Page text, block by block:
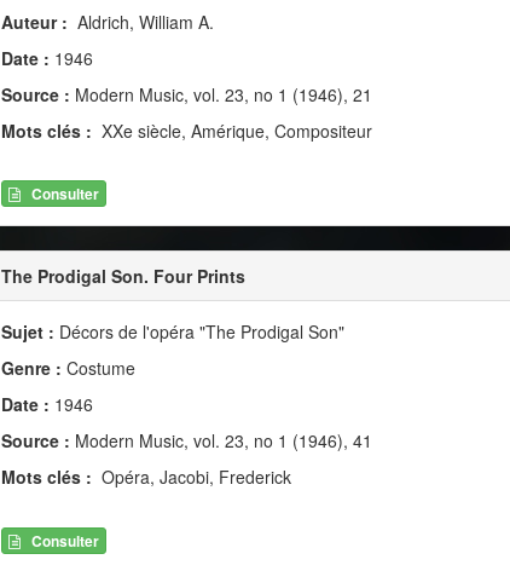
Auteur : Aldrich, William A.
Date : 1946
Source : Modern Music, vol. 23, no 1 (1946), 21
Mots clés : XXe siècle, Amérique, Compositeur
Consulter
The Prodigal Son. Four Prints
Sujet : Décors de l'opéra "The Prodigal Son"
Genre : Costume
Date : 1946
Source : Modern Music, vol. 23, no 1 (1946), 41
Mots clés : Opéra, Jacobi, Frederick
Consulter